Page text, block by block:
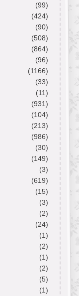
(99)
(424)
(90)
(508)
(864)
(96)
(1166)
(33)
(11)
(931)
(104)
(213)
(986)
(30)
(149)
(3)
(619)
(15)
(3)
(2)
(24)
(1)
(2)
(1)
(2)
(5)
(1)